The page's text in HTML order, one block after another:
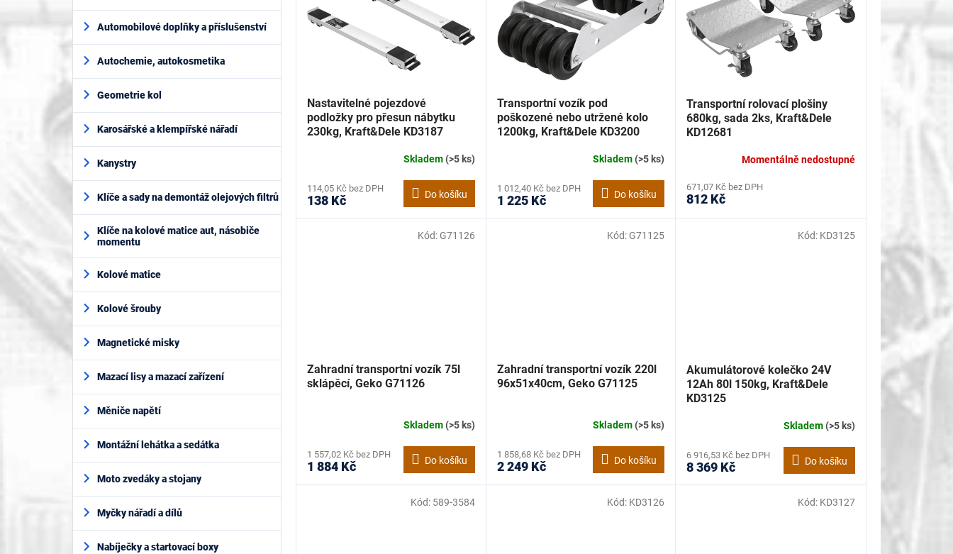
Automobilové doplňky a příslušenství
Autochemie, autokosmetika
Geometrie kol
Karosářské a klempířské nářadí
Kanystry
Klíče a sady na demontáž olejových filtrů
Klíče na kolové matice aut, násobiče
momentu
Kolové matice
Kolové šrouby
Magnetické misky
Mazací lisy a mazací zařízení
Měniče napětí
Montážní lehátka a sedátka
Moto zvedáky a stojany
Myčky nářadí a dílů
Nabíječky a startovací boxy
Nastavitelné pojezdové
podložky pro přesun nábytku
230kg, Kraft&Dele KD3187
Skladem(>5 ks)
114,05 Kč bez DPH
138 Kč Do košíku
Transportní vozík pod
poškozené nebo utržené kolo
1200kg, Kraft&Dele KD3200
Skladem(>5 ks)
1 012,40 Kč bez DPH
1 225 Kč Do košíku
Transportní rolovací plošiny
680kg, sada 2ks, Kraft&Dele
KD12681
Momentálně nedostupné
671,07 Kč bez DPH
812 Kč
Zahradní transportní vozík 75l
sklápěcí, Geko G71126
Skladem(>5 ks)
1 557,02 Kč bez DPH
1 884 Kč Do košíku
Kód: G71126
Zahradní transportní vozík 220l
96x51x40cm, Geko G71125
Skladem(>5 ks)
1 858,68 Kč bez DPH
2 249 Kč Do košíku
Kód: G71125
Akumulátorové kolečko 24V
12Ah 80l 150kg, Kraft&Dele
KD3125
Skladem(>5 ks)
6 916,53 Kč bez DPH
8 369 Kč Do košíku
Kód: KD3125
Kód: 589-3584 Kód: KD3126 Kód: KD3127